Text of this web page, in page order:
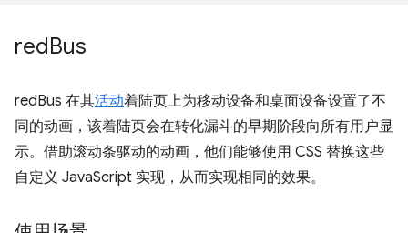
redBus
redBus 在其活动着陆页上为移动设备和桌面设备设置了不
同的动画，该着陆页会在转化漏斗的早期阶段向所有用户显
示。借助滚动条驱动的动画，他们能够使用 CSS 替换这些
自定义 JavaScript 实现，从而实现相同的效果。